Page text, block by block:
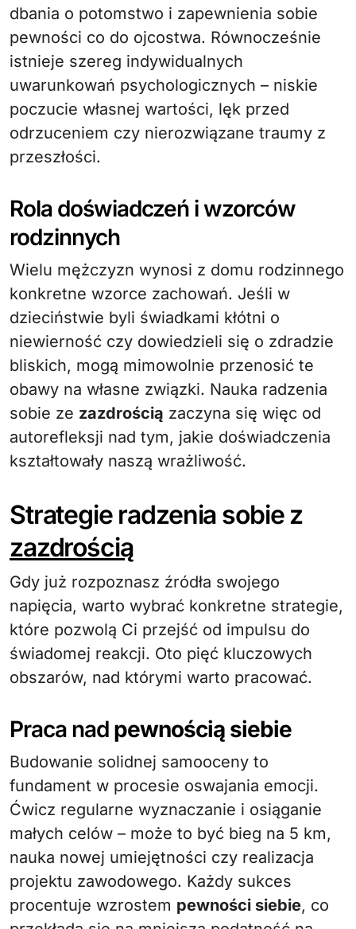
dbania o potomstwo i zapewnienia sobie
pewności co do ojcostwa. Równocześnie
istnieje szereg indywidualnych
uwarunkowań psychologicznych – niskie
poczucie własnej wartości, lęk przed
odrzuceniem czy nierozwiązane traumy z
przeszłości.
Rola doświadczeń i wzorców
rodzinnych
Wielu mężczyzn wynosi z domu rodzinnego
konkretne wzorce zachowań. Jeśli w
dzieciństwie byli świadkami kłótni o
niewierność czy dowiedzieli się o zdradzie
bliskich, mogą mimowolnie przenosić te
obawy na własne związki. Nauka radzenia
sobie ze zazdrością zaczyna się więc od
autorefleksji nad tym, jakie doświadczenia
kształtowały naszą wrażliwość.
Strategie radzenia sobie z
zazdrością
Gdy już rozpoznasz źródła swojego
napięcia, warto wybrać konkretne strategie,
które pozwolą Ci przejść od impulsu do
świadomej reakcji. Oto pięć kluczowych
obszarów, nad którymi warto pracować.
Praca nad pewnością siebie
Budowanie solidnej samooceny to
fundament w procesie oswajania emocji.
Ćwicz regularne wyznaczanie i osiąganie
małych celów – może to być bieg na 5 km,
nauka nowej umiejętności czy realizacja
projektu zawodowego. Każdy sukces
procentuje wzrostem pewności siebie, co